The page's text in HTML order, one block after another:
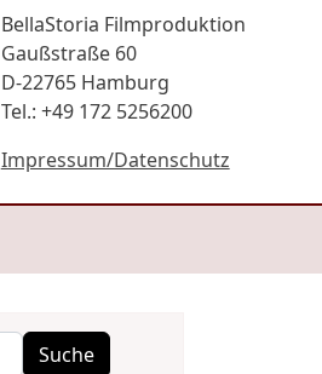
BellaStoria Filmproduktion
Gaußstraße 60
D-22765 Hamburg
Tel.: +49 172 5256200
Impressum/Datenschutz
Suche